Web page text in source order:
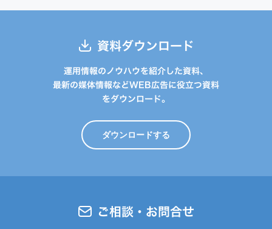
資料ダウンロード
運用情報のノウハウを紹介した資料、
最新の媒体情報などWEB広告に役立つ資料
をダウンロード。
ダウンロードする
ご相談・お問合せ